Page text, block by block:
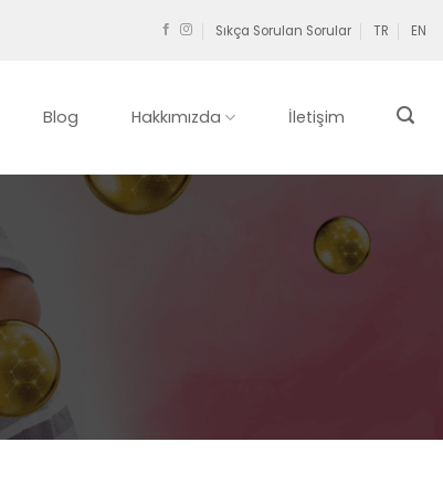
Sıkça Sorulan Sorular TR EN
Blog Hakkımızda İletişim